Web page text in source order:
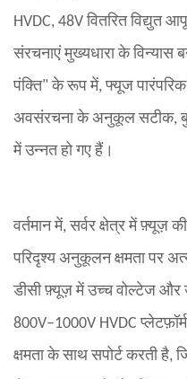
HVDC, 48V वितरित विद्युत
संरचनाएं मुख्यधारा के विन्यास
पंक्ति" के रूप में, फ्यूज
अवसंरचना के अनुकूल सटीक,
में उन्नत हो गए हैं।
वर्तमान में, सर्वर क्षेत्र में फ़्यूज़
परिदृश्य अनुकूलन क्षमता पर
डीसी फ़्यूज़ में उच्च वोल्टेज और
800V–1000V HVDC
क्षमता के साथ सपोर्ट करती है,